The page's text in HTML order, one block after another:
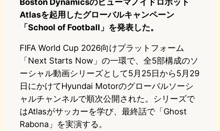
Boston Dynamicsのヒューマノイドロボット
Atlasを起用したグローバルキャンペーン
「School of Football」を発表した。
FIFA World Cup 2026向けプラットフォーム
「Next Starts Now」の一環で、全5部構成のソ
ーシャル動画シリーズとして5月25日から5月29
日にかけてHyundai Motorのグローバルソーシ
ャルチャンネルで順次公開された。シリーズで
はAtlasがサッカーを学び、最終話で「Ghost
Rabona」を実演する。